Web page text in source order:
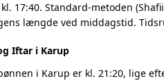
17:40. Standard-metoden
længde ved middagstid.
Iftar i Karup
i Karup er kl. 21:20, lige